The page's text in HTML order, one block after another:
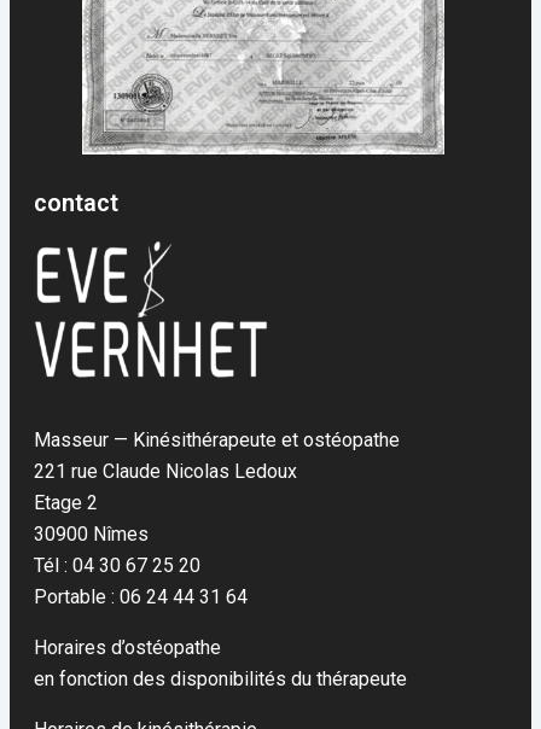
contact
Masseur — Kinésithérapeute et ostéopathe
221 rue Claude Nicolas Ledoux
Etage 2
30900 Nîmes
Tél : 04 30 67 25 20
Portable : 06 24 44 31 64
Horaires d’ostéopathe
en fonction des disponibilités du thérapeute